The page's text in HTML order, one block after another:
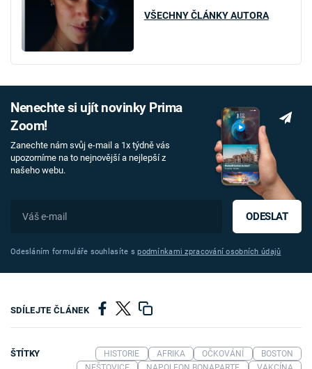
VŠECHNY ČLÁNKY AUTORA
Nenechte si ujít novinky Prima
Zoom!
Zanechte nám svůj e-mail a 1x týdně vás
upozorníme na to nejnovější a nejlepší z
našeho webu.
ODESLAT
Odesláním formuláře souhlasíte spodmínkami zpracování osobních údajů
SDÍLEJTE ČLÁNEK
ŠTÍTKY HISTORIE AFRIKA OČKOVÁNÍ
BOSTON